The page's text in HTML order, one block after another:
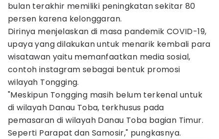
bulan terakhir memiliki peningkatan sekitar 80
persen karena kelonggaran.
Dirinya menjelaskan di masa pandemik COVID-19,
upaya yang dilakukan untuk menarik kembali para
wisatawan yaitu memanfaatkan media sosial,
contoh instagram sebagai bentuk promosi
wilayah Tongging.
"Meskipun Tongging masih belum terkenal untuk
di wilayah Danau Toba, terkhusus pada
pemasaran di wilayah Danau Toba bagian Timur.
Seperti Parapat dan Samosir," pungkasnya.